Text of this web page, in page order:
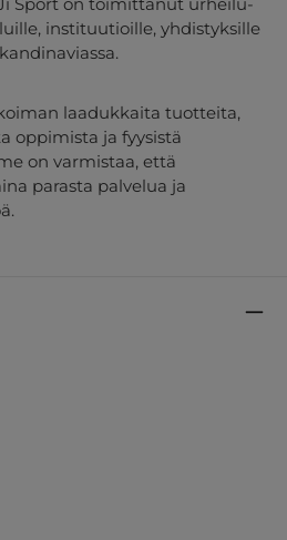
tai koulun
Mukana tuleva
myös erittäin
aikana.
ja taitotasoille –
lukiolaisiin ja aikuisiin
instituutioille, yhdistyksille
laadukkaita tuotteita,
oppimista ja fyysistä
on varmistaa, että
parasta palvelua ja